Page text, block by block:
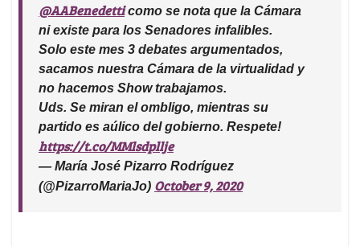
@AABenedetticomo se nota que la Cámara
ni existe para los Senadores infalibles.
Solo este mes 3 debates argumentados,
sacamos nuestra Cámara de la virtualidad y
no hacemos Show trabajamos.
Uds. Se miran el ombligo, mientras su
partido es aúlico del gobierno. Respete!
https://t.co/MMlsdpllje
— María José Pizarro Rodríguez
(@PizarroMariaJo) October 9, 2020